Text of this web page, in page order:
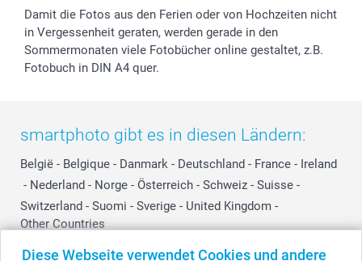
Diese Webseite verwendet Cookies und andere
Damit die Fotos aus den Ferien oder von Hochzeiten nicht
in Vergessenheit geraten, werden gerade in den
Sommermonaten viele Fotobücher online gestaltet, z.B.
Fotobuch in DIN A4 quer.
smartphoto gibt es in diesen Ländern:
België - Belgique - Danmark - Deutschland - France - Ireland
- Nederland - Norge - Österreich - Schweiz - Suisse -
Switzerland - Suomi - Sverige - United Kingdom -
Other Countries